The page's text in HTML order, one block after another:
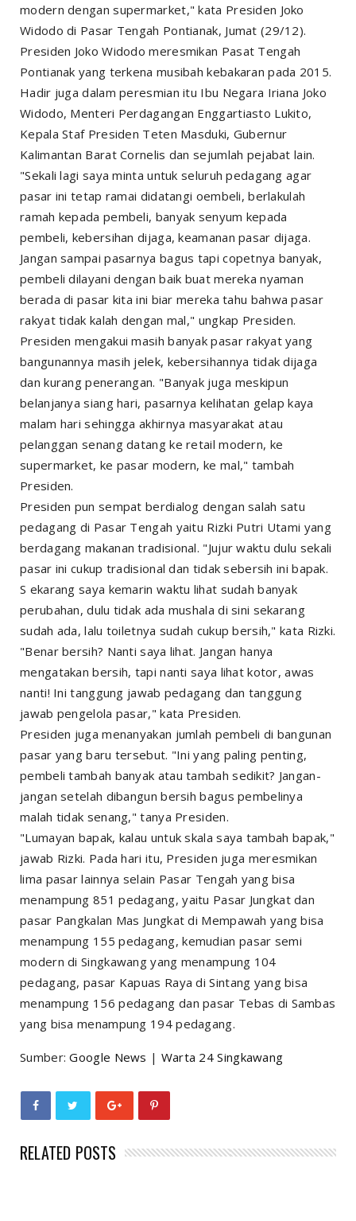
modern dengan supermarket," kata Presiden Joko
Widodo di Pasar Tengah Pontianak, Jumat (29/12).
Presiden Joko Widodo meresmikan Pasat Tengah
Pontianak yang terkena musibah kebakaran pada 2015.
Hadir juga dalam peresmian itu Ibu Negara Iriana Joko
Widodo, Menteri Perdagangan Enggartiasto Lukito,
Kepala Staf Presiden Teten Masduki, Gubernur
Kalimantan Barat Cornelis dan sejumlah pejabat lain.
"Sekali lagi saya minta untuk seluruh pedagang agar
pasar ini tetap ramai didatangi oembeli, berlakulah
ramah kepada pembeli, banyak senyum kepada
pembeli, kebersihan dijaga, keamanan pasar dijaga.
Jangan sampai pasarnya bagus tapi copetnya banyak,
pembeli dilayani dengan baik buat mereka nyaman
berada di pasar kita ini biar mereka tahu bahwa pasar
rakyat tidak kalah dengan mal," ungkap Presiden.
Presiden mengakui masih banyak pasar rakyat yang
bangunannya masih jelek, kebersihannya tidak dijaga
dan kurang penerangan. "Banyak juga meskipun
belanjanya siang hari, pasarnya kelihatan gelap kaya
malam hari sehingga akhirnya masyarakat atau
pelanggan senang datang ke retail modern, ke
supermarket, ke pasar modern, ke mal," tambah
Presiden.
Presiden pun sempat berdialog dengan salah satu
pedagang di Pasar Tengah yaitu Rizki Putri Utami yang
berdagang makanan tradisional. "Jujur waktu dulu sekali
pasar ini cukup tradisional dan tidak sebersih ini bapak.
S ekarang saya kemarin waktu lihat sudah banyak
perubahan, dulu tidak ada mushala di sini sekarang
sudah ada, lalu toiletnya sudah cukup bersih," kata Rizki.
"Benar bersih? Nanti saya lihat. Jangan hanya
mengatakan bersih, tapi nanti saya lihat kotor, awas
nanti! Ini tanggung jawab pedagang dan tanggung
jawab pengelola pasar," kata Presiden.
Presiden juga menanyakan jumlah pembeli di bangunan
pasar yang baru tersebut. "Ini yang paling penting,
pembeli tambah banyak atau tambah sedikit? Jangan-
jangan setelah dibangun bersih bagus pembelinya
malah tidak senang," tanya Presiden.
"Lumayan bapak, kalau untuk skala saya tambah bapak,"
jawab Rizki. Pada hari itu, Presiden juga meresmikan
lima pasar lainnya selain Pasar Tengah yang bisa
menampung 851 pedagang, yaitu Pasar Jungkat dan
pasar Pangkalan Mas Jungkat di Mempawah yang bisa
menampung 155 pedagang, kemudian pasar semi
modern di Singkawang yang menampung 104
pedagang, pasar Kapuas Raya di Sintang yang bisa
menampung 156 pedagang dan pasar Tebas di Sambas
yang bisa menampung 194 pedagang.
Sumber:Google News | Warta 24 Singkawang
RELATED POSTS